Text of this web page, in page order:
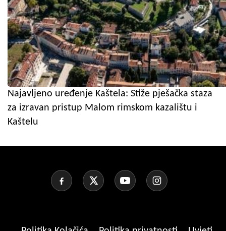
Najavljeno uređenje Kaštela: Stiže pješačka staza
za izravan pristup Malom rimskom kazalištu i
Kaštelu